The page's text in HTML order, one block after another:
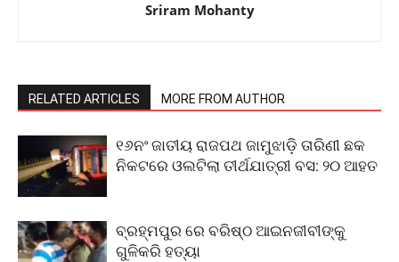
Sriram Mohanty
RELATED ARTICLES MORE FROM AUTHOR
୧୬ନଂ ଜାତୀୟ ରାଜପଥ ଜାମୁଝାଡ଼ି ତାରିଣୀ ଛକ
ନିକଟରେ ଓଲଟିଲା ତୀର୍ଥଯାତ୍ରୀ ବସ: ୨୦ ଆହତ
ବ୍ରହ୍ମପୁର ରେ ବରିଷ୍ଠ ଆଇନଜୀବୀଙ୍କୁ
ଗୁଳିକରି ହତ୍ୟା